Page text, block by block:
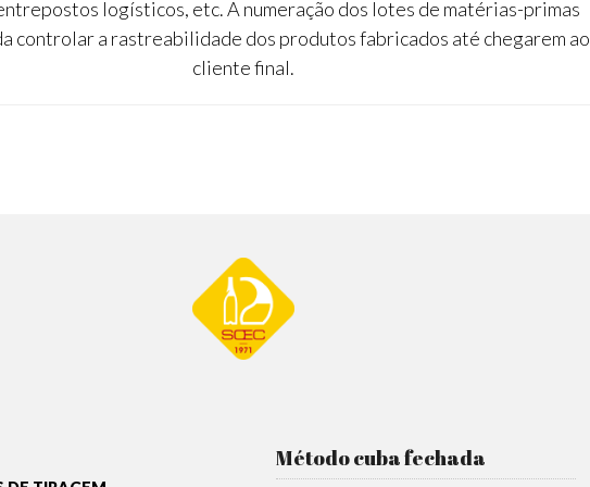
logísticos, etc. A numeração dos lotes de matérias-primas
controlar a rastreabilidade dos produtos fabricados até chegarem ao
cliente final.
Método cuba fechada